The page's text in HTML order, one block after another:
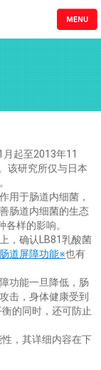
起至2013年11
该研究所仅与日本
用于肠道内细菌，
肠道内细菌的生态
样的影响。
，确认LB81乳酸菌
肠道屏障功能※也有
功能一旦降低，肠
击，身体健康受到
的同时，还可防止
，其详细内容在下